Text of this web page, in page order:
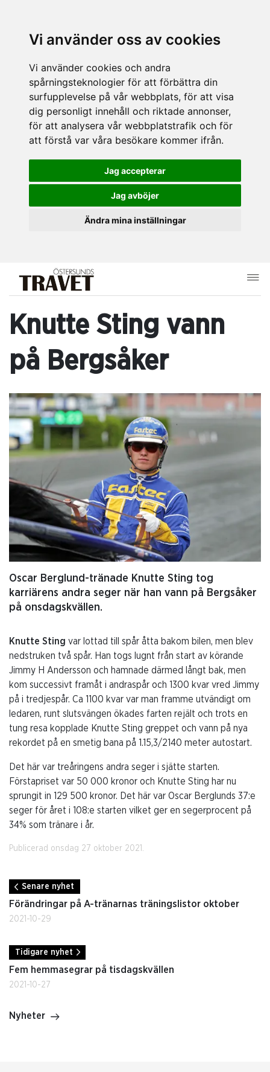
Vi använder oss av cookies
Vi använder cookies och andra
spårningsteknologier för att förbättra din
surfupplevelse på vår webbplats, för att visa
dig personligt innehåll och riktade annonser,
för att analysera vår webbplatstrafik och för
att förstå var våra besökare kommer ifrån.
Jag accepterar
Jag avböjer
Ändra mina inställningar
Knutte Sting vann
på Bergsåker
Oscar Berglund-tränade Knutte Sting tog
karriärens andra seger när han vann på Bergsåker
på onsdagskvällen.
Knutte Sting var lottad till spår åtta bakom bilen, men blev
nedstruken två spår. Han togs lugnt från start av körande
Jimmy H Andersson och hamnade därmed långt bak, men
kom successivt framåt i andraspår och 1300 kvar vred Jimmy
på i tredjespår. Ca 1100 kvar var man framme utvändigt om
ledaren, runt slutsvängen ökades farten rejält och trots en
tung resa kopplade Knutte Sting greppet och vann på nya
rekordet på en smetig bana på 1.15,3/2140 meter autostart.
Det här var treåringens andra seger i sjätte starten.
Förstapriset var 50 000 kronor och Knutte Sting har nu
sprungit in 129 500 kronor. Det här var Oscar Berglunds 37:e
seger för året i 108:e starten vilket ger en segerprocent på
34% som tränare i år.
Publicerad onsdag 27 oktober 2021.
Senare nyhet
Förändringar på A-tränarnas träningslistor oktober
2021-10-29
Tidigare nyhet
Fem hemmasegrar på tisdagskvällen
2021-10-27
Nyheter